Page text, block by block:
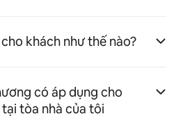
khách như thế nào?
có áp dụng cho
tòa nhà của tôi